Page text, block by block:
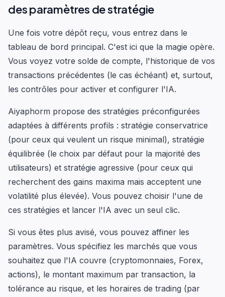
des paramètres de stratégie
Une fois votre dépôt reçu, vous entrez dans le
tableau de bord principal. C'est ici que la magie opère.
Vous voyez votre solde de compte, l'historique de vos
transactions précédentes (le cas échéant) et, surtout,
les contrôles pour activer et configurer l'IA.
Aiyaphorm propose des stratégies préconfigurées
adaptées à différents profils : stratégie conservatrice
(pour ceux qui veulent un risque minimal), stratégie
équilibrée (le choix par défaut pour la majorité des
utilisateurs) et stratégie agressive (pour ceux qui
recherchent des gains maxima mais acceptent une
volatilité plus élevée). Vous pouvez choisir l'une de
ces stratégies et lancer l'IA avec un seul clic.
Si vous êtes plus avisé, vous pouvez affiner les
paramètres. Vous spécifiez les marchés que vous
souhaitez que l'IA couvre (cryptomonnaies, Forex,
actions), le montant maximum par transaction, la
tolérance au risque, et les horaires de trading (par